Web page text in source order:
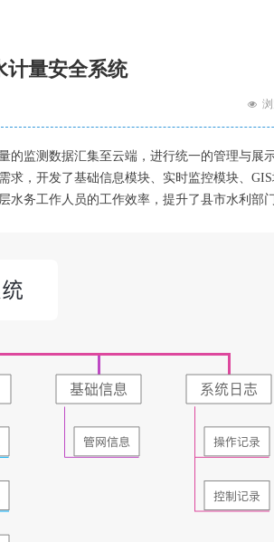
计量安全系统
监测数据汇集至云端，进行统一的管理与展示
，开发了基础信息模块、实时监控模块、 GIS
务工作人员的工作效率，提升了县市水利部
넶 浏